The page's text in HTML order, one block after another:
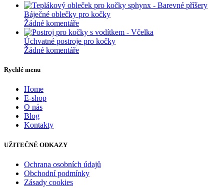
Báječné oblečky pro kočky
Žádné komentáře
Úchvatné postroje pro kočky
Žádné komentáře
Rychlé menu
Home
E-shop
O nás
Blog
Kontakty
UŽITEČNÉ ODKAZY
Ochrana osobních údajů
Obchodní podmínky
Zásady cookies